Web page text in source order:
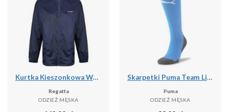
Kurtka Kieszonkowa Wodoodporna Męska + Worek Pack It III
Regatta
ODZIEŻ MĘSKA
Skarpetki Puma Team Liga Core
Puma
ODZIEŻ MĘSKA